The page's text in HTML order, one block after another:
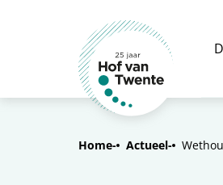
Home Actueel